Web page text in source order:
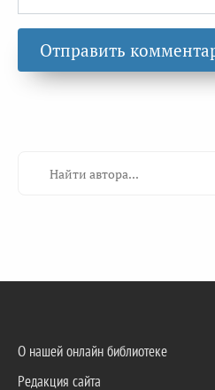
О нашей онлайн библиотеке
Редакция сайта